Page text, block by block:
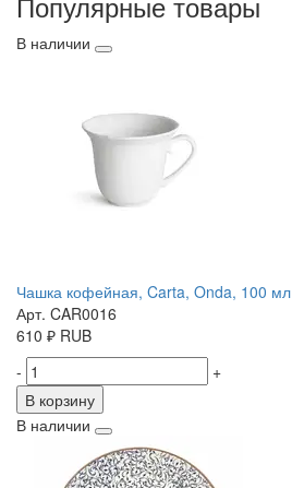
В наличии
Чашка кофейная, Carta, Onda, 100 мл
Арт. CAR0016
610 ₽ RUB
-
+
В корзину
В наличии